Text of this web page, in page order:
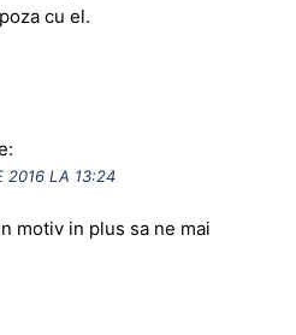
cu el.
2016 LA 13:24
motiv in plus sa ne mai